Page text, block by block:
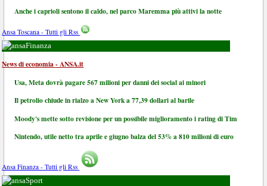
Anche i caprioli sentono il caldo, nel parco Maremma più attivi la notte
Ansa Toscana - Tutti gli Rss
Finanza
News di economia - ANSA.it
Usa, Meta dovrà pagare 567 milioni per danni dei social ai minori
Il petrolio chiude in rialzo a New York a 77,39 dollari al barile
Moody's mette sotto revisione per un possibile miglioramento i rating di Tim
Nintendo, utile netto tra aprile e giugno balza del 53% a 810 milioni di euro
Ansa Finanza - Tutti gli Rss
Sport